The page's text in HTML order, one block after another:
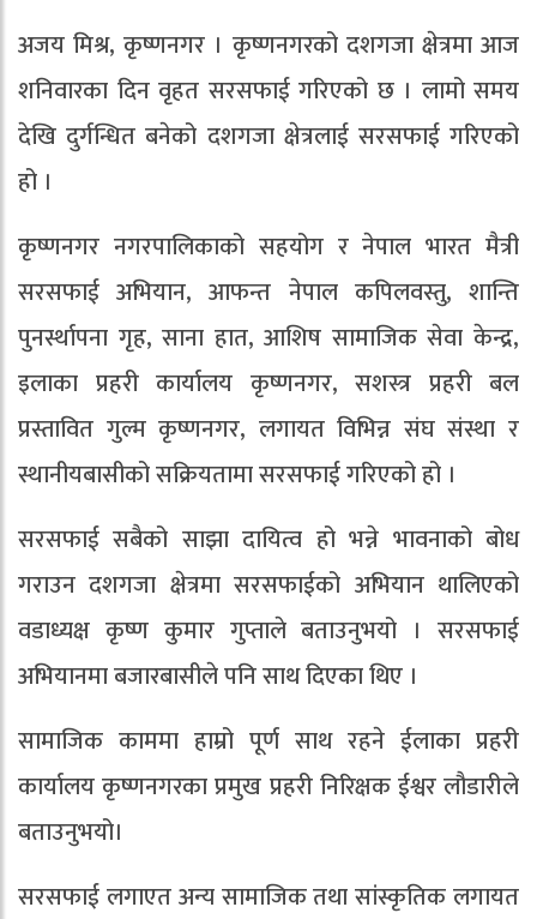
अजय मिश्र, कृष्णनगर । कृष्णनगरको दशगजा क्षेत्रमा आज
शनिवारका दिन वृहत सरसफाई गरिएको छ । लामो समय
देखि दुर्गन्धित बनेको दशगजा क्षेत्रलाई सरसफाई गरिएको
हो ।
कृष्णनगर नगरपालिकाको सहयोग र नेपाल भारत मैत्री
सरसफाई अभियान, आफन्त नेपाल कपिलवस्तु, शान्ति
पुनर्स्थापना गृह, साना हात, आशिष सामाजिक सेवा केन्द्र,
इलाका प्रहरी कार्यालय कृष्णनगर, सशस्त्र प्रहरी बल
प्रस्तावित गुल्म कृष्णनगर, लगायत विभिन्न संघ संस्था र
स्थानीयबासीको सक्रियतामा सरसफाई गरिएको हो ।
सरसफाई सबैको साझा दायित्व हो भन्ने भावनाको बोध
गराउन दशगजा क्षेत्रमा सरसफाईको अभियान थालिएको
वडाध्यक्ष कृष्ण कुमार गुप्ताले बताउनुभयो । सरसफाई
अभियानमा बजारबासीले पनि साथ दिएका थिए ।
सामाजिक काममा हाम्रो पूर्ण साथ रहने ईलाका प्रहरी
कार्यालय कृष्णनगरका प्रमुख प्रहरी निरिक्षक ईश्वर लौडारीले
बताउनुभयो।
सरसफाई लगाएत अन्य सामाजिक तथा सांस्कृतिक लगायत